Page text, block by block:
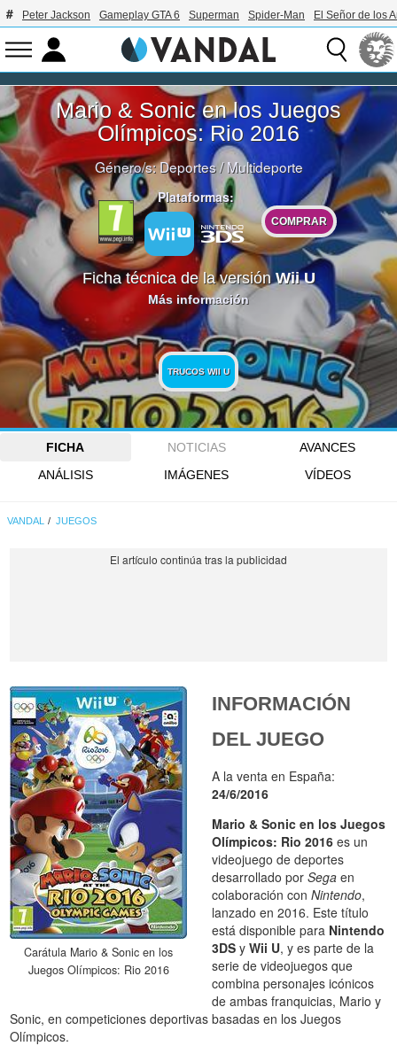
Peter Jackson Gameplay GTA 6 Superman Spider-Man El Señor de los
Mario & Sonic en los Juegos
Olímpicos: Rio 2016
Género/s:Deportes/Multideporte
Plataformas:
COMPRAR
Ficha técnica de la versiónWii U
Más información
TRUCOS WII U
FICHA NOTICIAS
AVANCES
ANÁLISIS
IMÁGENES VÍDEOS
VANDAL JUEGOS
Carátula Mario & Sonic en los
Juegos Olímpicos: Rio 2016
INFORMACIÓN
DEL JUEGO
A la venta en España:
24/6/2016
Mario & Sonic en los Juegos
Olímpicos: Rio 2016 es un
videojuego de deportes
desarrollado porSega en
colaboración conNintendo,
lanzado en 2016. Este título
está disponible para Nintendo
3DS yWii U, y es parte de la
serie de videojuegos que
combina personajes icónicos
de ambas franquicias, Mario y
Sonic, en competiciones deportivas basadas en los Juegos
Olímpicos.